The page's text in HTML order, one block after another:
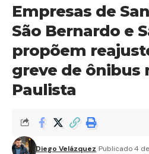
Empresas de
São Bernardo e
propõem
greve de ônibus
Paulista
Diego Velázquez Publicado 4